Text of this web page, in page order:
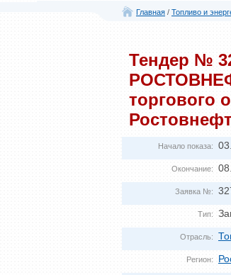
Главная / Топливо и
Тендер №
торгового
Начало показа:
Окончание:
Заявка №:
Тип:
Отрасль:
Регион: